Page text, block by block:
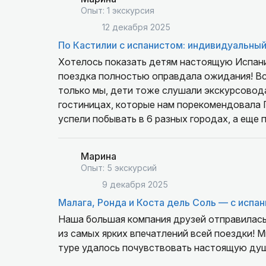
Опыт: 1 экскурсия
12 декабря 2025
По Кастилии с испанистом:
Хотелось показать детям настоящую
поездка полностью оправдала ожидания!
только мы, дети тоже слушали
гостиницах, которые нам
успели побывать в 6 разных городах, а
чтобы вечером гулять допоздна. А стейки
советовала недорогие и вкусные места,
про вино - благодаря ей теперь
Риоху) В общем, получилась классная
Марина
Опыт: 5 экскурсий
9 декабря 2025
Малага, Ронда и Коста дель Соль — с
Наша большая компания друзей
из самых ярких впечатлений всей
туре удалось почувствовать настоящую